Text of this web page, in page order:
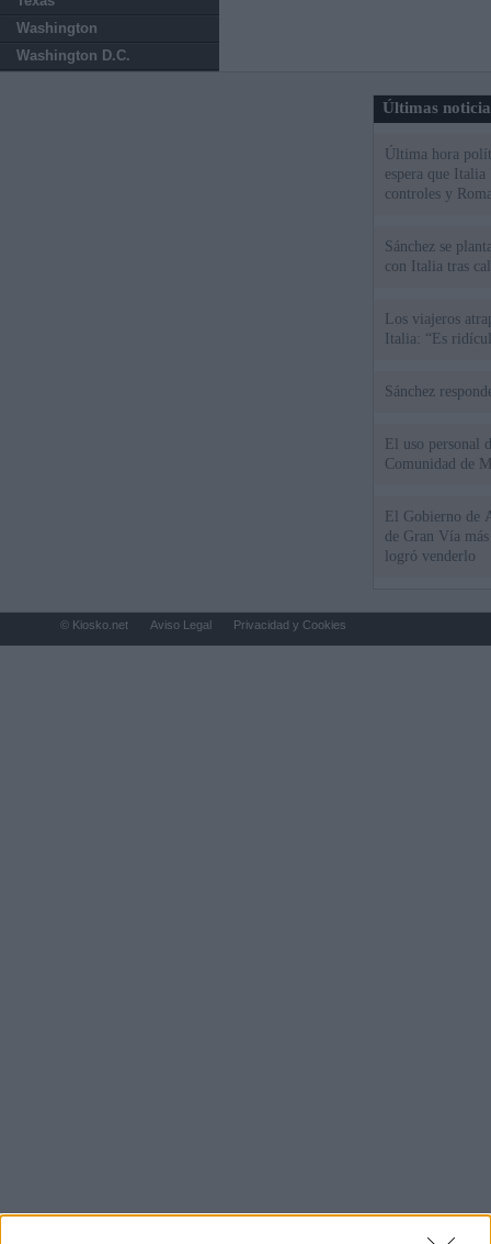
Washington
Washington D.C.
Últimas
Última hora
espera que
controles y
Sánchez se
con Italia tras
Los viajeros
Italia: “Es
Sánchez
El uso personal
Comunidad de
El Gobierno de
de Gran Vía
logró venderlo
© Kiosko.net Aviso Legal Privacidad y Cookies